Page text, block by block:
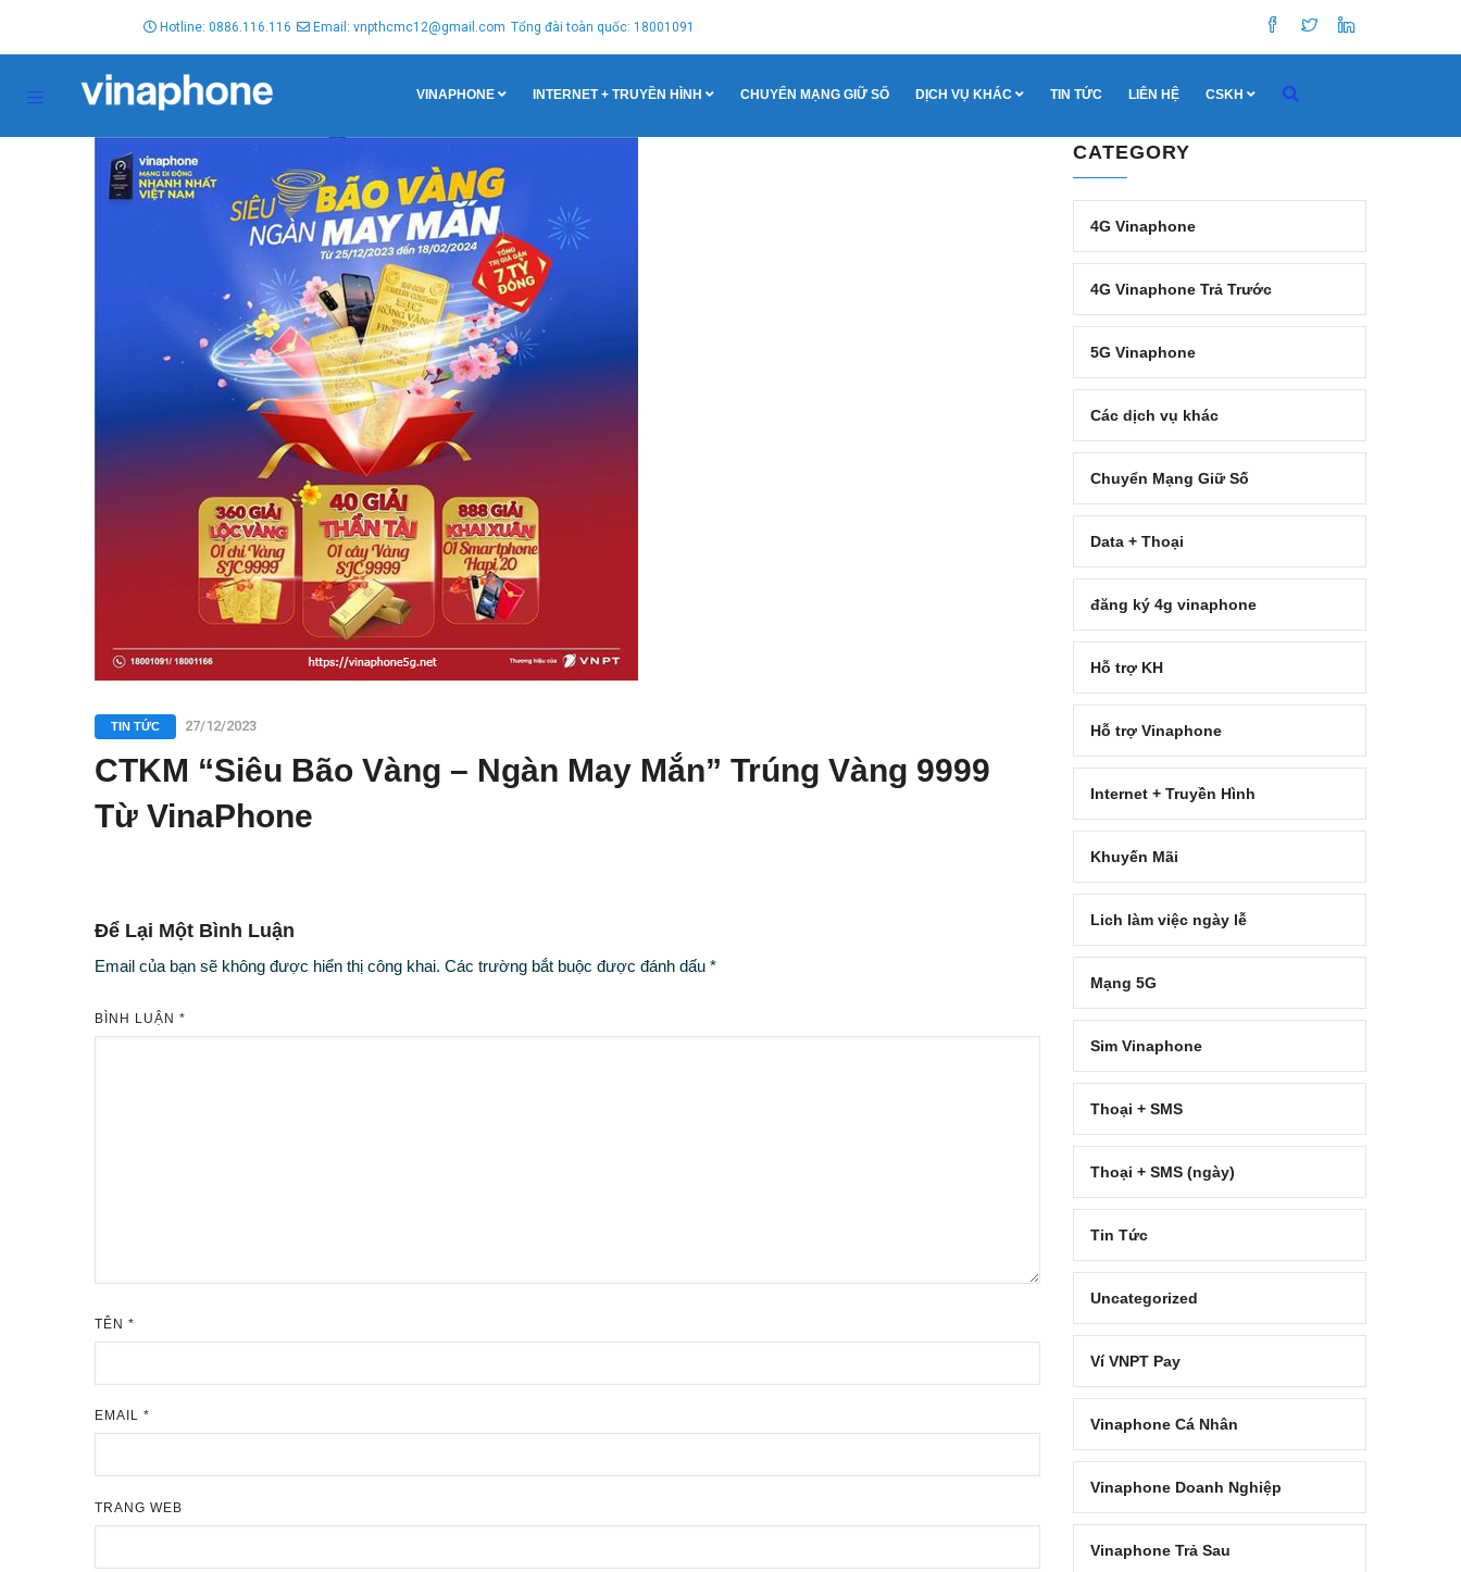
Hotline: 0886.116.116 Email: vnpthcmc12@gmail.com Tổng đài toàn quốc: 18001091
VINAPHONE INTERNET + TRUYỀN HÌNH CHUYỂN MẠNG GIỮ SỐ DỊCH VỤ KHÁC TIN TỨC LIÊN HỆ CSKH
TIN TỨC 27/12/2023
CTKM “Siêu Bão Vàng – Ngàn May Mắn” Trúng Vàng 9999
Từ VinaPhone
Để Lại Một Bình Luận
Email của bạn sẽ không được hiển thị công khai. Các trường bắt buộc được đánh dấu *
BÌNH LUẬN *
TÊN *
EMAIL *
TRANG WEB
CATEGORY
4G Vinaphone
4G Vinaphone Trả Trước
5G Vinaphone
Các dịch vụ khác
Chuyển Mạng Giữ Số
Data + Thoại
đăng ký 4g vinaphone
Hỗ trợ KH
Hỗ trợ Vinaphone
Internet + Truyền Hình
Khuyến Mãi
Lich làm việc ngày lễ
Mạng 5G
Sim Vinaphone
Thoại + SMS
Thoại + SMS (ngày)
Tin Tức
Uncategorized
Ví VNPT Pay
Vinaphone Cá Nhân
Vinaphone Doanh Nghiệp
Vinaphone Trả Sau